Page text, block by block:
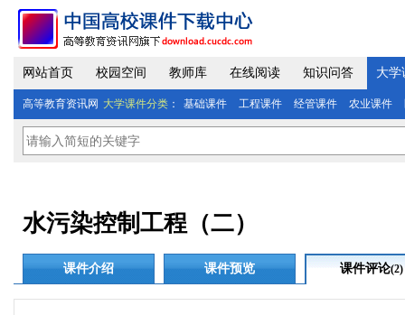
网站首页 校园空间 教师库 在线阅读 知识问答 大学
高等教育资讯网 大学课件分类 ： 基础课件 工程课件 经管课件 农业课件
水污染控制工程（二）
课件介绍 课件预览 课件评论(2)